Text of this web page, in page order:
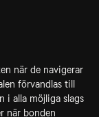
när de navigerar
förvandlas till
i alla möjliga slags
när bonden